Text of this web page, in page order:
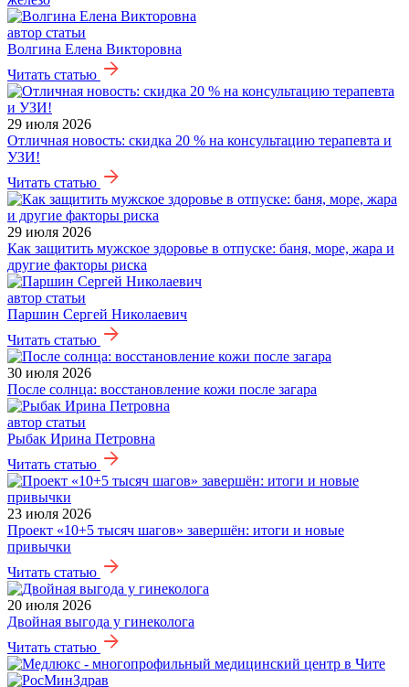
автор статьи
Волгина Елена Викторовна
Читать статью
29 июля 2026
Отличная новость: скидка 20 % на консультацию терапевта и
УЗИ!
Читать статью
29 июля 2026
Как защитить мужское здоровье в отпуске: баня, море, жара и
другие факторы риска
автор статьи
Паршин Сергей Николаевич
Читать статью
30 июля 2026
После солнца: восстановление кожи после загара
автор статьи
Рыбак Ирина Петровна
Читать статью
23 июля 2026
Проект «10+5 тысяч шагов» завершён: итоги и новые
привычки
Читать статью
20 июля 2026
Двойная выгода у гинеколога
Читать статью